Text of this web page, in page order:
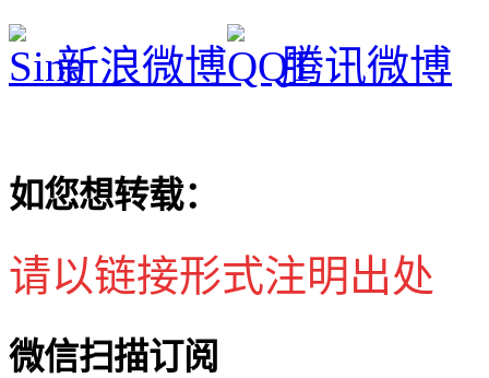
新浪微博 腾讯微博
如您想转载：
请以链接形式注明出处
微信扫描订阅